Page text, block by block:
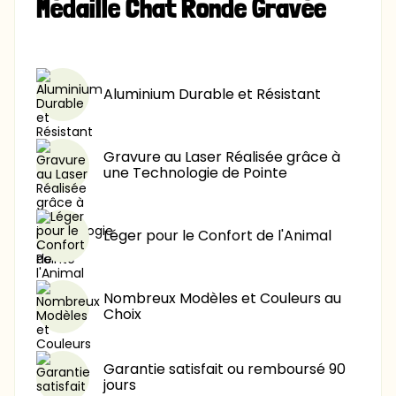
9,90 € -40%
Médaille Chat Ronde Gravée
Aluminium Durable et Résistant
Gravure au Laser Réalisée grâce à
une Technologie de Pointe
Léger pour le Confort de l'Animal
Nombreux Modèles et Couleurs au
Choix
Garantie satisfait ou remboursé 90
jours